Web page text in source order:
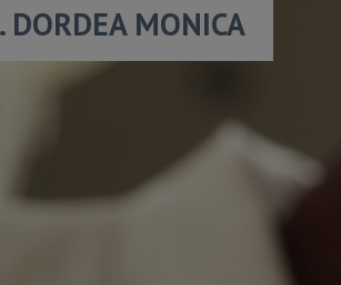
DORDEA MONICA